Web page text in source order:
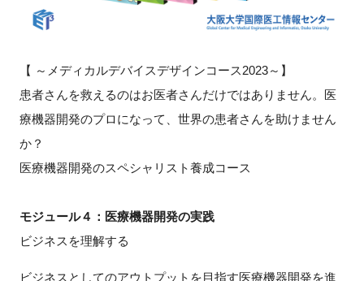
LINK-Jを知る
特別会員
施設・アクセス
FAQ
【 ～メディカルデバイスデザインコース2023～】
患者さんを救えるのはお医者さんだけではありません。医
療機器開発のプロになって、世界の患者さんを助けません
か？
医療機器開発のスペシャリスト養成コース
モジュール４：医療機器開発の実践
ビジネスを理解する
ビジネスとしてのアウトプットを目指す医療機器開発を進